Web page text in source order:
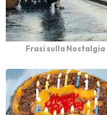
Frasi sulla Nostalgia